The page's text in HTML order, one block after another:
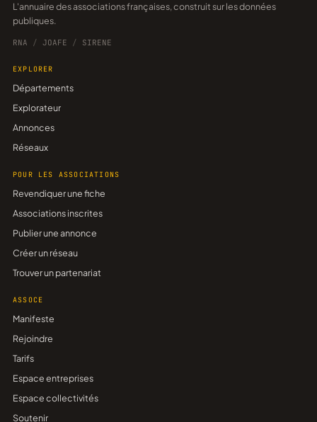
L'annuaire des associations françaises, construit sur les données
publiques.
RNA / JOAFE / SIRENE
EXPLORER
Départements
Explorateur
Annonces
Réseaux
POUR LES ASSOCIATIONS
Revendiquer une fiche
Associations inscrites
Publier une annonce
Créer un réseau
Trouver un partenariat
ASSOCE
Manifeste
Rejoindre
Tarifs
Espace entreprises
Espace collectivités
Soutenir